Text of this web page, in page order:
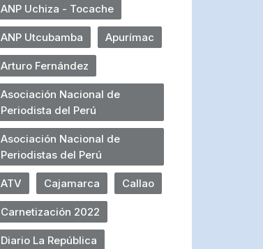
ANP Uchiza - Tocache
ANP Utcubamba Apurímac
Arturo Fernández
Asociación Nacional de
Periodista del Perú
Asociación Nacional de
Periodistas del Perú
ATV Cajamarca Callao
Carnetización 2022
Diario La República